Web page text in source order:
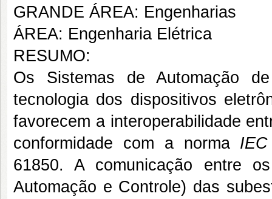
GRANDE ÁREA: Engenharias
ÁREA: Engenharia Elétrica
RESUMO:
Os Sistemas de Automação
tecnologia dos dispositivos
favorecem a interoperabilidade
conformidade com a norma IEC
61850. A comunicação entre
Automação e Controle) das